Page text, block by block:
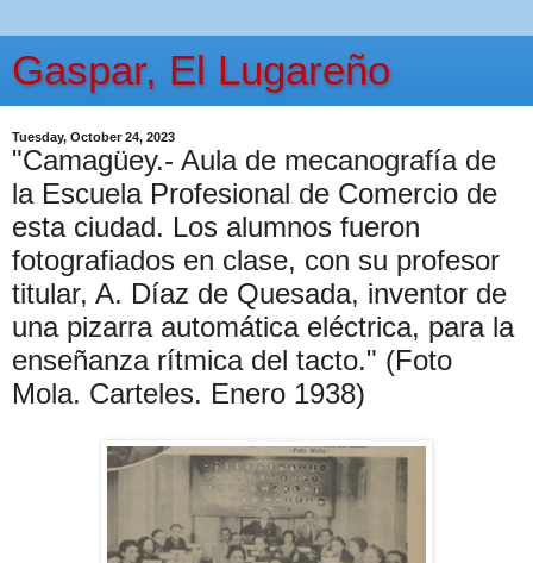
Gaspar, El Lugareño
Tuesday, October 24, 2023
"Camagüey.- Aula de mecanografía de
la Escuela Profesional de Comercio de
esta ciudad. Los alumnos fueron
fotografiados en clase, con su profesor
titular, A. Díaz de Quesada, inventor de
una pizarra automática eléctrica, para la
enseñanza rítmica del tacto." (Foto
Mola. Carteles. Enero 1938)